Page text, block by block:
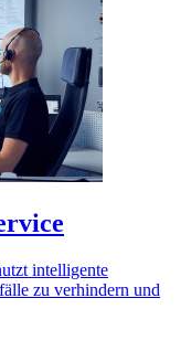
intelligente
zu verhindern und